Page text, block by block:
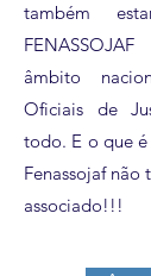
também
âmbito
Oficiais de
todo. E o que é
Fenassojaf
associado!!!